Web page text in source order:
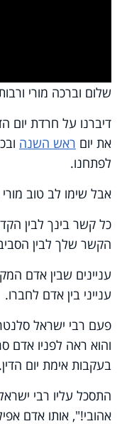
שלום וברכה מורי
דיברנו על חרדת יום
את יום ראש השנה
לפתחנו.
אבל שימו לב טוב מורי
כל קשר בינך לבין
הקשר שלך לבין
עניינים שבין אדם
ענייני בין אדם לחברו.
פעם רבי ישראל
והוא ראה לפניו אדם
בעקבות אימת יום הדין.
התסכל עליו רבי
אהובי!", אותו אדם